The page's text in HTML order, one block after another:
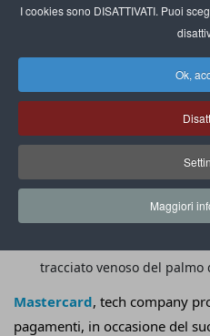
I cookies sono DISATTIVATI. Puoi
Ok,
Maggiori
Mastercard, tech company
pagamenti, in occasione del
tracciato venoso del palmo